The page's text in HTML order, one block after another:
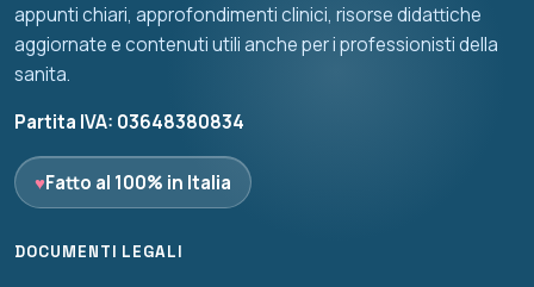
appunti chiari, approfondimenti clinici, risorse didattiche
aggiornate e contenuti utili anche per i professionisti della
sanita.
Partita IVA: 03648380834
♥Fatto al 100% in Italia
DOCUMENTI LEGALI